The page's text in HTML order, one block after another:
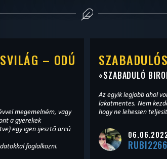
– ODÚ
megemelném, vagy
a gyerekek
egy igen ijesztő arcú
foglalkozni.
«SZABADULÓ
Az egyik legjobb ahol
lakatmentes. Nem
hogy ne lehessen
RUBI2266